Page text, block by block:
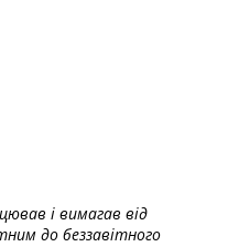
і вимагав від
до беззавітного